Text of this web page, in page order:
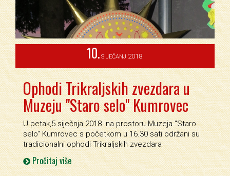
10. SIJEČANJ 2018.
Ophodi Trikraljskih zvezdara u
Muzeju "Staro selo" Kumrovec
U petak,5.siječnja 2018. na prostoru Muzeja ''Staro
selo'' Kumrovec s početkom u 16.30 sati održani su
tradicionalni ophodi Trikraljskih zvezdara
Pročitaj više